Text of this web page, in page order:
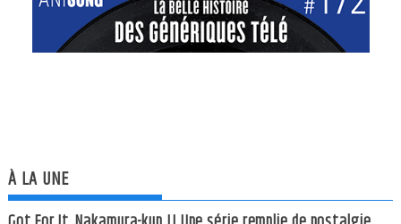
À LA UNE